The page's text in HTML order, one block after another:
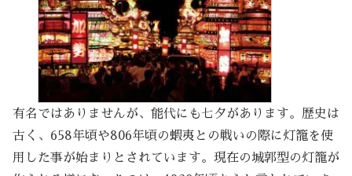
有名ではありませんが、能代にも七夕があります。歴史は
古く、658年頃や806年頃の蝦夷との戦いの際に灯籠を使
用した事が始まりとされています。現在の城郭型の灯籠が